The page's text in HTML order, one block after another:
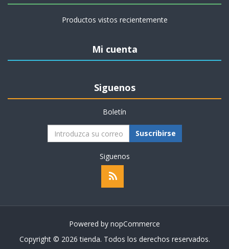
Productos vistos recientemente
Mi cuenta
Siguenos
Boletín
Suscribirse
Siguenos
Powered by nopCommerce
Copyright © 2026 tienda. Todos los derechos reservados.